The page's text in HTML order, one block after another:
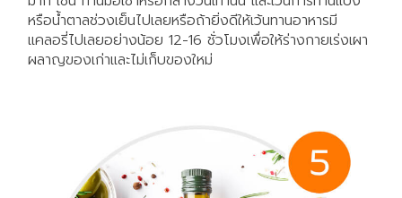
หรือน้ำตาลช่วงเย็นไปเลยหรือถ้ายิ่งดีให้เว้นทานอาหารมี
แคลอรี่ไปเลยอย่างน้อย 12-16 ชั่วโมงเพื่อให้ร่างกายเร่งเผา
ผลาญของเก่าและไม่เก็บของใหม่